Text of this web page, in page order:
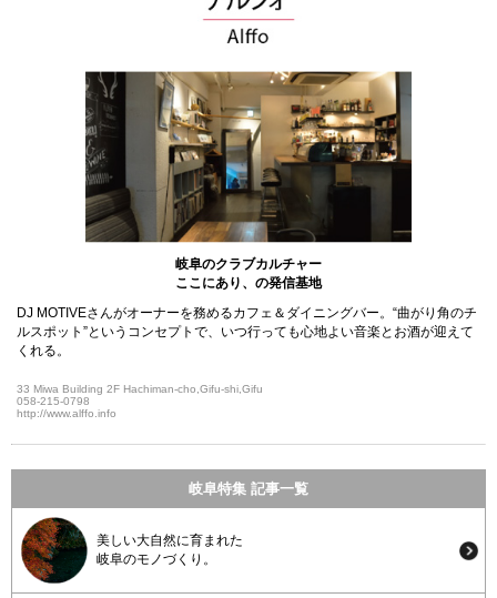
岐阜のクラブカルチャー
ここにあり、の発信基地
DJ MOTIVEさんがオーナーを務めるカフェ＆ダイニングバー。“曲がり角のチ
ルスポット”というコンセプトで、いつ行っても心地よい音楽とお酒が迎えて
くれる。
33 Miwa Building 2F Hachiman-cho,Gifu-shi,Gifu
058-215-0798
http://www.alffo.info
岐阜特集 記事一覧
美しい大自然に育まれた
岐阜のモノづくり。